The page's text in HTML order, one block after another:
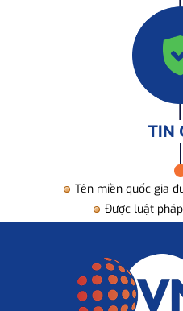
TIN
Tên miền quốc gia
Được luật